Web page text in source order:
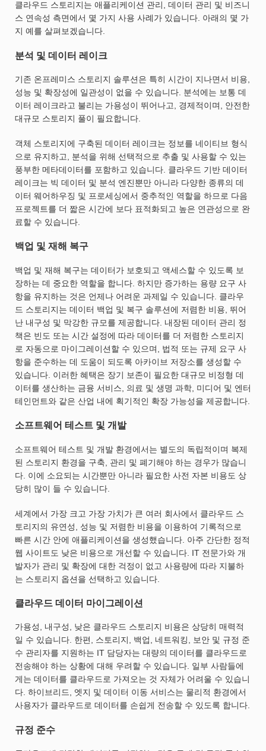
클라우드 스토리지는 애플리케이션 관리, 데이터 관리 및 비즈니
스 연속성 측면에서 몇 가지 사용 사례가 있습니다. 아래의 몇 가
지 예를 살펴보겠습니다.
분석 및 데이터 레이크
기존 온프레미스 스토리지 솔루션은 특히 시간이 지나면서 비용,
성능 및 확장성에 일관성이 없을 수 있습니다. 분석에는 보통 데
이터 레이크라고 불리는 가용성이 뛰어나고, 경제적이며, 안전한
대규모 스토리지 풀이 필요합니다.
객체 스토리지에 구축된 데이터 레이크는 정보를 네이티브 형식
으로 유지하고, 분석을 위해 선택적으로 추출 및 사용할 수 있는
풍부한 메타데이터를 포함하고 있습니다. 클라우드 기반 데이터
레이크는 빅 데이터 및 분석 엔진뿐만 아니라 다양한 종류의 데
이터 웨어하우징 및 프로세싱에서 중추적인 역할을 하므로 다음
프로젝트를 더 짧은 시간에 보다 표적화되고 높은 연관성으로 완
료할 수 있습니다.
백업 및 재해 복구
백업 및 재해 복구는 데이터가 보호되고 액세스할 수 있도록 보
장하는 데 중요한 역할을 합니다. 하지만 증가하는 용량 요구 사
항을 유지하는 것은 언제나 어려운 과제일 수 있습니다. 클라우
드 스토리지는 데이터 백업 및 복구 솔루션에 저렴한 비용, 뛰어
난 내구성 및 막강한 규모를 제공합니다. 내장된 데이터 관리 정
책은 빈도 또는 시간 설정에 따라 데이터를 더 저렴한 스토리지
로 자동으로 마이그레이션할 수 있으며, 법적 또는 규제 요구 사
항을 준수하는 데 도움이 되도록 아카이브 저장소를 생성할 수
있습니다. 이러한 혜택은 장기 보존이 필요한 대규모 비정형 데
이터를 생산하는 금융 서비스, 의료 및 생명 과학, 미디어 및 엔터
테인먼트와 같은 산업 내에 획기적인 확장 가능성을 제공합니다.
소프트웨어 테스트 및 개발
소프트웨어 테스트 및 개발 환경에서는 별도의 독립적이며 복제
된 스토리지 환경을 구축, 관리 및 폐기해야 하는 경우가 많습니
다. 이에 소요되는 시간뿐만 아니라 필요한 사전 자본 비용도 상
당히 많이 들 수 있습니다.
세계에서 가장 크고 가장 가치가 큰 여러 회사에서 클라우드 스
토리지의 유연성, 성능 및 저렴한 비용을 이용하여 기록적으로
빠른 시간 안에 애플리케이션을 생성했습니다. 아주 간단한 정적
웹 사이트도 낮은 비용으로 개선할 수 있습니다. IT 전문가와 개
발자가 관리 및 확장에 대한 걱정이 없고 사용량에 따라 지불하
는 스토리지 옵션을 선택하고 있습니다.
클라우드 데이터 마이그레이션
가용성, 내구성, 낮은 클라우드 스토리지 비용은 상당히 매력적
일 수 있습니다. 한편, 스토리지, 백업, 네트워킹, 보안 및 규정 준
수 관리자를 지원하는 IT 담당자는 대량의 데이터를 클라우드로
전송해야 하는 상황에 대해 우려할 수 있습니다. 일부 사람들에
게는 데이터를 클라우드로 가져오는 것 자체가 어려울 수 있습니
다. 하이브리드, 엣지 및 데이터 이동 서비스는 물리적 환경에서
사용자가 클라우드로 데이터를 손쉽게 전송할 수 있도록 합니다.
규정 준수